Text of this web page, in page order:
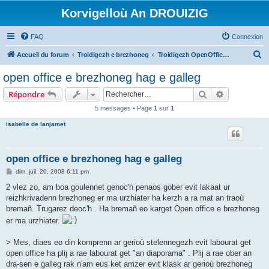
Korvigelloù An DROUIZIG
FAQ Connexion
Accueil du forum Troidigezh e brezhoneg Troidigezh OpenOffice.org e brezhoneg (1.1.x, 2.x ha 3.x)
open office e brezhoneg hag e galleg
Répondre Rechercher
5 messages • Page 1 sur 1
isabelle de lanjamet
open office e brezhoneg hag e galleg
M
s
a
g
dim. juil. 20, 2008 6:11 pm
2 vlez zo, am boa goulennet genoc'h penaos gober evit lakaat ur
reizhkrivadenn brezhoneg er ma urzhiater ha kerzh a ra mat an traoù
bremañ. Trugarez deoc'h . Ha bremañ eo karget Open office e brezhoneg
er ma urzhiater.
> Mes, diaes eo din komprenn ar gerioù stelennegezh evit labourat get
open office ha plij a rae labourat get "an diaporama" . Plij a rae ober an
dra-sen e galleg rak n'am eus ket amzer evit klask ar gerioù brezhoneg